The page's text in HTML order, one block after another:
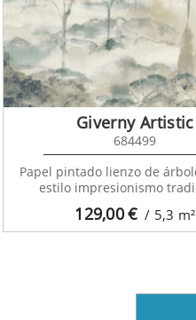
129,00€ / 5,3 m²
Giverny Artistic
684499
Papel pintado lienzo de
estilo impresionismo